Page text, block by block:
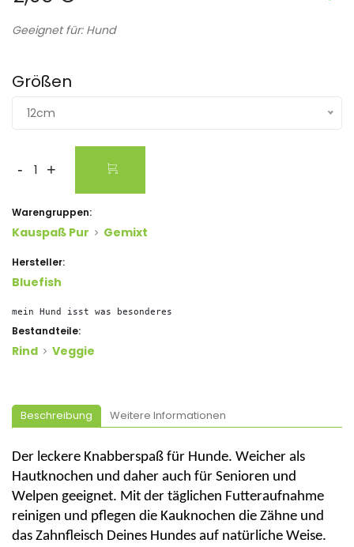
Geeignet für: Hund
Größen
12cm
- +
Warengruppen:
Kauspaß Pur Gemixt
Hersteller:
Bluefish
mein Hund isst was besonderes
Bestandteile:
Rind Veggie
Beschreibung Weitere Informationen
Der leckere Knabberspaß für Hunde. Weicher als
Hautknochen und daher auch für Senioren und
Welpen geeignet. Mit der täglichen Futteraufnahme
reinigen und pflegen die Kauknochen die Zähne und
das Zahnfleisch Deines Hundes auf natürliche Weise.